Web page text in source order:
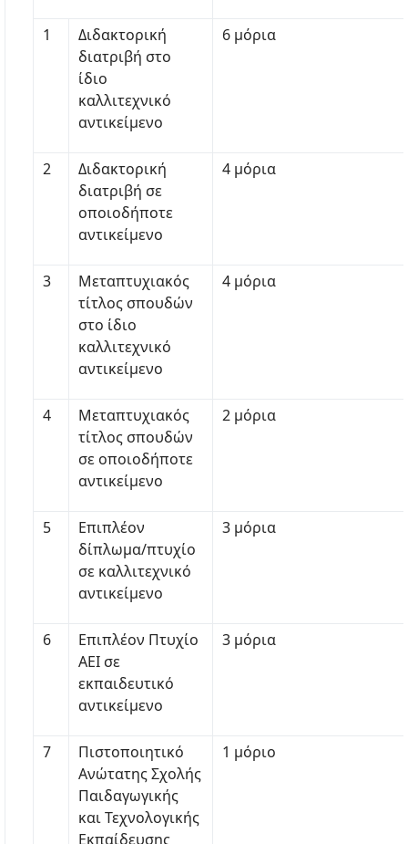
1
Διδακτορική
διατριβή στο
ίδιο
καλλιτεχνικό
αντικείμενο
6 μόρια
2
Διδακτορική
διατριβή σε
οποιοδήποτε
αντικείμενο
4 μόρια
3
Μεταπτυχιακός
τίτλος σπουδών
στο ίδιο
καλλιτεχνικό
αντικείμενο
4 μόρια
4
Μεταπτυχιακός
τίτλος σπουδών
σε οποιοδήποτε
αντικείμενο
2 μόρια
5
Επιπλέον
δίπλωμα/πτυχίο
σε καλλιτεχνικό
αντικείμενο
3 μόρια
6
Επιπλέον Πτυχίο
ΑΕΙ σε
εκπαιδευτικό
αντικείμενο
3 μόρια
7
Πιστοποιητικό
Ανώτατης Σχολής
Παιδαγωγικής
και Τεχνολογικής
Εκπαίδευσης
1 μόριο